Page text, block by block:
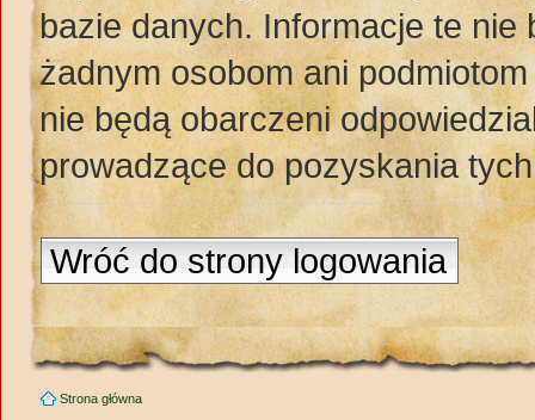
bazie danych. Informacje te
żadnym osobom ani
nie będą obarczeni
prowadzące do pozyskania
Wróć do strony logowania
Strona główna